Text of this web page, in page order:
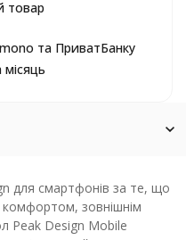
товар
та ПриватБанку
для смартфонів за те, що
зовнішнім
Peak Design Mobile